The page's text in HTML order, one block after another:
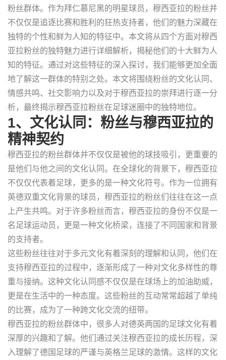
粉丝群体。作为拜仁慕尼黑的明星球员，穆西亚拉的粉丝并
不仅仅是追逐比赛和胜利的狂热支持者，他们的魅力深藏在
独特的个性和鲜为人知的特征中。本文将从四个方面对穆西
亚拉粉丝的独特魅力进行详细解析，揭秘他们的十大鲜为人
知的特征。通过对这些特征的深入探讨，我们能够更加全面
地了解这一群体的特别之处。本文将围绕粉丝的文化认同、
情感共鸣、社交影响力以及对于穆西亚拉的崇拜进行逐一分
析，最终揭示穆西亚拉粉丝在足球迷圈中的独特地位。
1、文化认同：粉丝与穆西亚拉的
精神契约
穆西亚拉的粉丝群体并不仅仅是被他的球技吸引，更重要的
是他们与他之间的文化认同。在全球化的背景下，穆西亚拉
不仅仅代表着足球，更多的是一种文化符号。作为一位拥有
英德双重文化背景的球员，穆西亚拉的粉丝们往往在这一点
上产生共鸣。对于许多粉丝而言，穆西亚拉的身份不仅是一
名足球运动员，更是一种文化桥梁，连接了不同国家和背景
的支持者。
这些粉丝往往对于多元文化有着深刻的理解和认同，他们在
支持穆西亚拉的过程中，逐渐形成了一种对文化多样性的尊
重与接纳。这种文化认同感不仅仅是在球场上的加油助威，
更是在生活中的一种态度。这些粉丝的互动常常超越了单纯
的比赛，成为了一种跨文化交流的纽带。
穆西亚拉的粉丝群体中，很多人对德英两国的足球文化有着
深厚的兴趣和了解。他们通过关注穆西亚拉的成长历程，深
入理解了德国足球的严谨与英格兰足球的激情。这样的文化